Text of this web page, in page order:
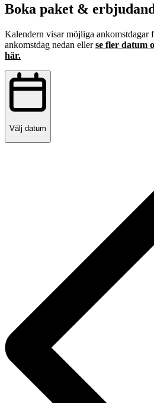
Boka paket &
Kalendern visar möjliga ankomstdagar
ankomstdag nedan ellerse fler datum
här.
Välj datum